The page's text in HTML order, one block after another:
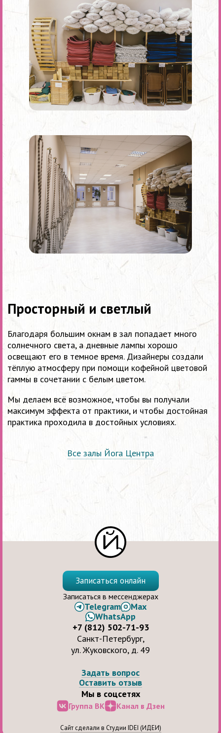
Просторный и светлый
Благодаря большим окнам в зал попадает много
солнечного света, а дневные лампы хорошо
освещают его в темное время. Дизайнеры создали
тёплую атмосферу при помощи кофейной цветовой
гаммы в сочетании с белым цветом.
Мы делаем всё возможное, чтобы вы получали
максимум эффекта от практики, и чтобы достойная
практика проходила в достойных условиях.
Все залы Йога Центра
Задать вопрос
Оставить отзыв
Мы в соцсетях
Группа ВК Канал в Дзен
Записаться онлайн
Записаться в мессенджерах
Telegram
Max
WhatsApp
+7 (812) 502-71-93
Санкт-Петербург,
ул. Жуковского, д. 49
Сайт сделали в Студии IDEI (ИДЕИ)